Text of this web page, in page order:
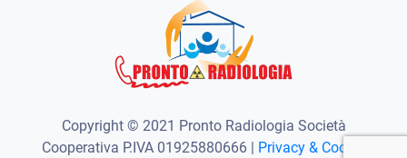
Copyright © 2021 Pronto Radiologia Società
Cooperativa P.IVA 01925880666 | Privacy & Cookie